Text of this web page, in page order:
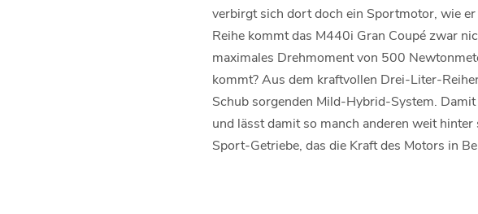
verbirgt sich dort doch ein Sportmotor, wie
Reihe kommt das M440i Gran Coupé zwar
maximales Drehmoment von 500
kommt? Aus dem kraftvollen Drei-Liter-
Schub sorgenden Mild-Hybrid-System.
und lässt damit so manch anderen weit
Sport-Getriebe, das die Kraft des Motors in